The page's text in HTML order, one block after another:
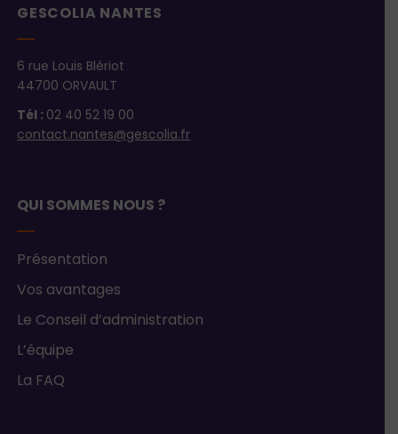
GESCOLIA NANTES
6 rue Louis Blériot
44700 ORVAULT
Tél : 02 40 52 19 00
contact.nantes@gescolia.fr
QUI SOMMES NOUS ?
Présentation
Vos avantages
Le Conseil d’administration
L’équipe
La FAQ